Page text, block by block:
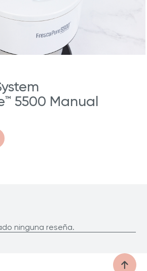
5500 Manual
ninguna reseña.